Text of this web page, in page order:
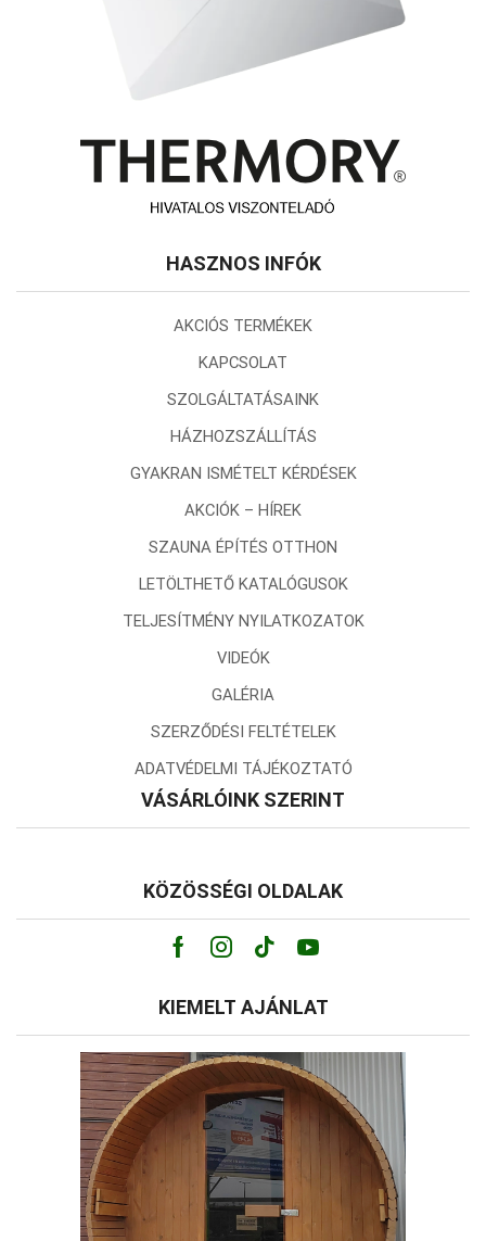
HASZNOS INFÓK
AKCIÓS TERMÉKEK
KAPCSOLAT
SZOLGÁLTATÁSAINK
HÁZHOZSZÁLLÍTÁS
GYAKRAN ISMÉTELT KÉRDÉSEK
AKCIÓK – HÍREK
SZAUNA ÉPÍTÉS OTTHON
LETÖLTHETŐ KATALÓGUSOK
TELJESÍTMÉNY NYILATKOZATOK
VIDEÓK
GALÉRIA
SZERZŐDÉSI FELTÉTELEK
ADATVÉDELMI TÁJÉKOZTATÓ
VÁSÁRLÓINK SZERINT
KÖZÖSSÉGI OLDALAK
Facebook
Instagram
Tik-
tok
Youtube
KIEMELT AJÁNLAT